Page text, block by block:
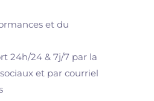
et du
24h/24 & 7j/7 par la
et par courriel